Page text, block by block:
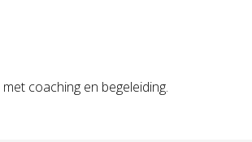
coaching en begeleiding.